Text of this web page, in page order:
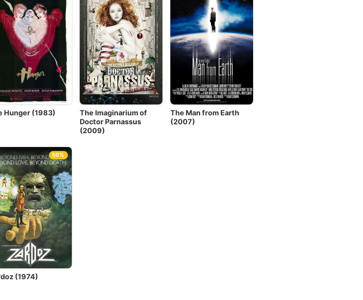
Hunger (1983)
The Imaginarium of
Doctor Parnassus
(2009)
The Man from Earth
(2007)
(1974)
50%